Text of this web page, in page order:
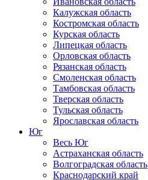
Калужская область
Костромская область
Курская область
Липецкая область
Орловская область
Рязанская область
Смоленская область
Тамбовская область
Тверская область
Тульская область
Ярославская область
Юг
Весь Юг
Астраханская область
Волгоградская область
Краснодарский край